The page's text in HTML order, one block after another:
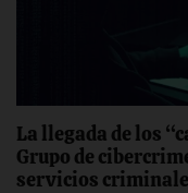
La llegada de los
Grupo de
servicios